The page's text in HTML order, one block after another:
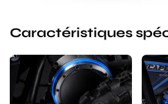
Caractéristiques